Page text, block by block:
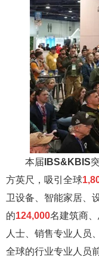
本届 IBS&KBIS
方英尺，吸引全球
卫设备、智能家居、
的124,000名建筑商
人士、销售专业人员
全球的行业专业人员